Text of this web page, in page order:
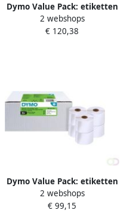
Dymo Value Pack: etiketten
LabelWriter ft 57 x 32 mm
verwijderbaar wit doos van
2 webshops
€ 120,38
Dymo Value Pack: etiketten
LabelWriter ft 101 x 54 mm
wit doos van 6 x 220
2 webshops
€ 99,15